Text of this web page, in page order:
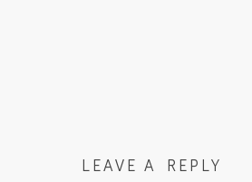
LEAVE A REPLY